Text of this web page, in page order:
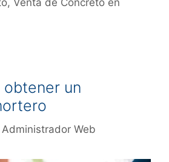
, Venta de Concreto en
un
Administrador Web